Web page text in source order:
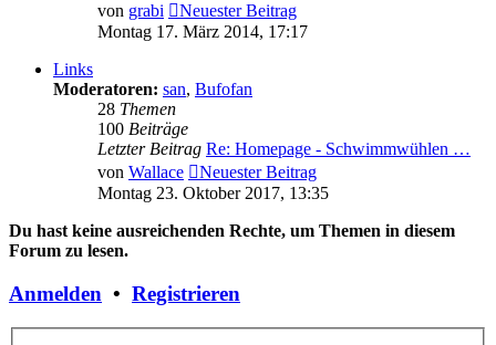
von grabi
Neuester Beitrag
Montag 17. März 2014, 17:17
Links
Moderatoren: san, Bufofan
28 Themen
100 Beiträge
Letzter Beitrag Re: Homepage - Schwimmwühlen …
von Wallace
Neuester Beitrag
Montag 23. Oktober 2017, 13:35
Du hast keine ausreichenden Rechte, um Themen in diesem
Forum zu lesen.
Anmelden • Registrieren